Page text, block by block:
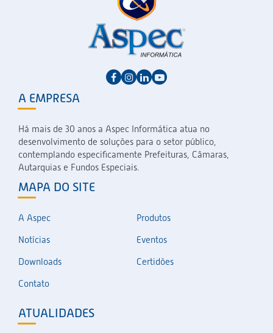
A EMPRESA
Há mais de 30 anos a Aspec Informática atua no
desenvolvimento de soluções para o setor público,
contemplando especificamente Prefeituras, Câmaras,
Autarquias e Fundos Especiais.
MAPA DO SITE
A Aspec
Produtos
Notícias
Eventos
Downloads
Certidões
Contato
ATUALIDADES